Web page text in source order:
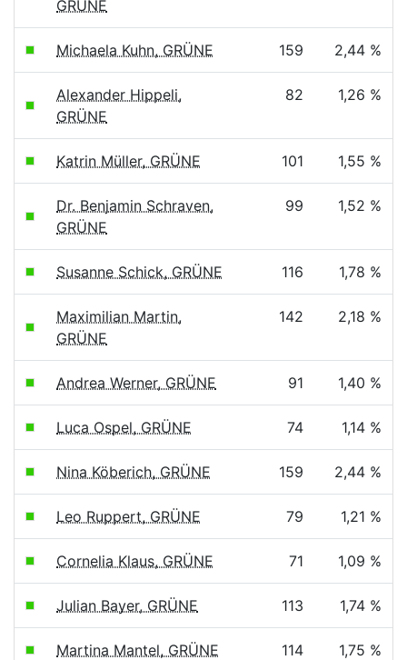
GRÜNE
Michaela Kuhn, GRÜNE 159 2,44 %
Alexander Hippeli,
GRÜNE
82 1,26 %
Katrin Müller, GRÜNE 101 1,55 %
Dr. Benjamin Schraven,
GRÜNE
99 1,52 %
Susanne Schick, GRÜNE 116 1,78 %
Maximilian Martin,
GRÜNE
142 2,18 %
Andrea Werner, GRÜNE 91 1,40 %
Luca Ospel, GRÜNE 74 1,14 %
Nina Köberich, GRÜNE 159 2,44 %
Leo Ruppert, GRÜNE 79 1,21 %
Cornelia Klaus, GRÜNE 71 1,09 %
Julian Bayer, GRÜNE 113 1,74 %
Martina Mantel, GRÜNE 114 1,75 %